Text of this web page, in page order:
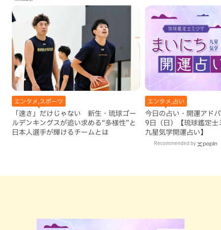
エンタメ,スポーツ
「速さ」だけじゃない 新生・琉球ゴー
ルデンキングスが追い求める“多様性”と
日本人選手が輝けるチームとは
エンタメ,占い
今日の占い・開運アド
9日（日）【琉球鑑定士
九星気学開運占い】
Recommended by